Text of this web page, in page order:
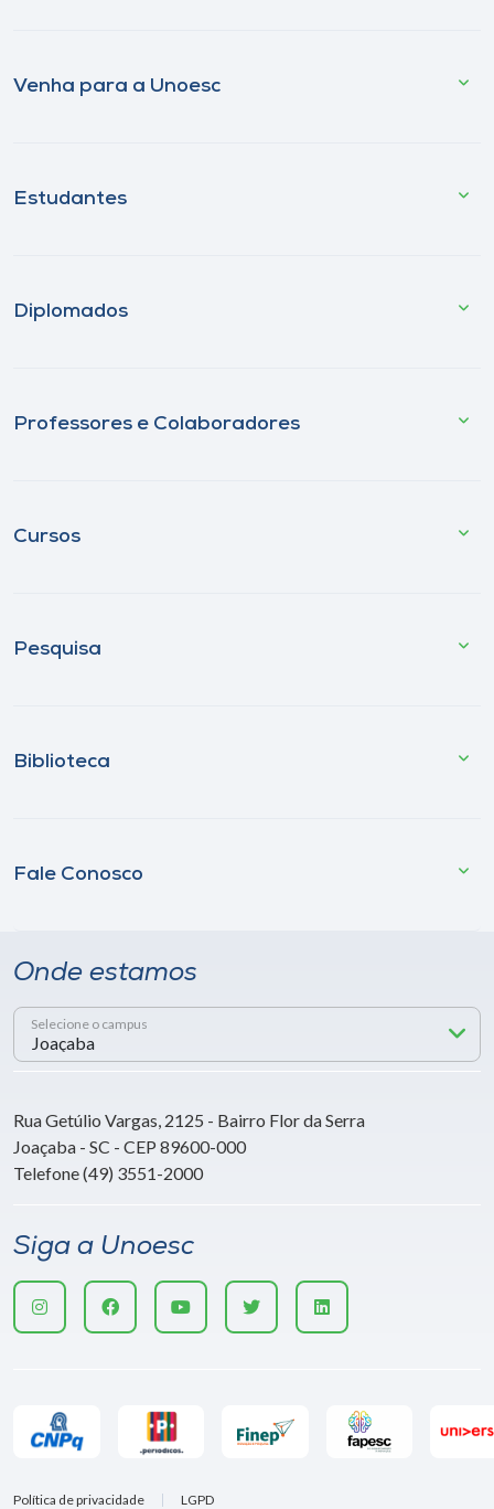
Venha para a Unoesc
Estudantes
Diplomados
Professores e Colaboradores
Cursos
Pesquisa
Biblioteca
Fale Conosco
Onde estamos
Selecione o campus
Rua Getúlio Vargas, 2125 - Bairro Flor da Serra
Joaçaba - SC - CEP 89600-000
Telefone (49) 3551-2000
Siga a Unoesc
Política de privacidade LGPD